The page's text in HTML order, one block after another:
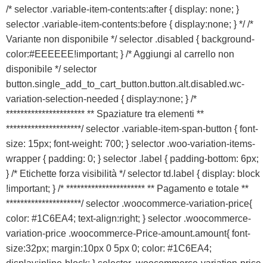
/* selector .variable-item-contents:after { display: none; }
selector .variable-item-contents:before { display:none; } */ /*
Variante non disponibile */ selector .disabled { background-
color:#EEEEEE!important; } /* Aggiungi al carrello non
disponibile */ selector
button.single_add_to_cart_button.button.alt.disabled.wc-
variation-selection-needed { display:none; } /*
********************** ** Spaziature tra elementi **
*********************/ selector .variable-item-span-button { font-
size: 15px; font-weight: 700; } selector .woo-variation-items-
wrapper { padding: 0; } selector .label { padding-bottom: 6px;
} /* Etichette forza visibilità */ selector td.label { display: block
!important; } /* ********************** ** Pagamento e totale **
*********************/ selector .woocommerce-variation-price{
color: #1C6EA4; text-align:right; } selector .woocommerce-
variation-price .woocommerce-Price-amount.amount{ font-
size:32px; margin:10px 0 5px 0; color: #1C6EA4;